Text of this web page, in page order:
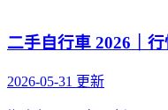
二手自行車 2026｜
2026-05-31 更新